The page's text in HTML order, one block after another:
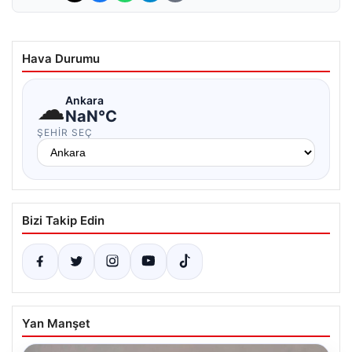
Hava Durumu
☁Ankara
NaN°C
ŞEHIR SEÇ
Bizi Takip Edin
Yan Manşet